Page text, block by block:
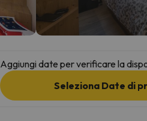
Aggiungi date per verificare la
Seleziona Date di